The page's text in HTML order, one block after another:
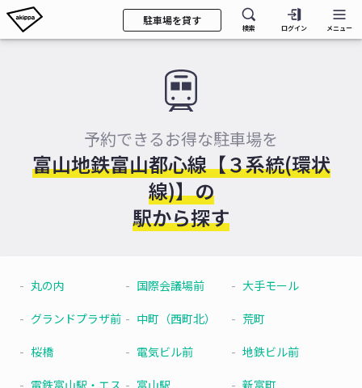
駐車場を貸す
検索 ログイン メニュー
予約できるお得な駐車場を
富山地鉄富山都心線【３系統(環状
線)】の
駅から探す
丸の内 国際会議場前 大手モール
グランドプラザ前 中町（西町北） 荒町
桜橋 電気ビル前 地鉄ビル前
電鉄富山駅・エス
富山駅 新富町